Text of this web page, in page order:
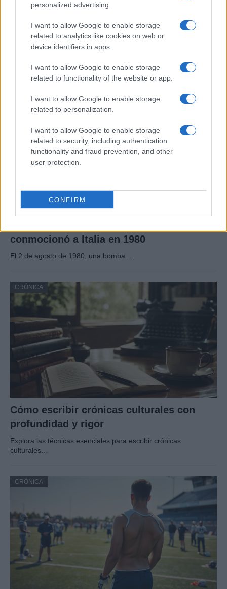
personalized advertising.
I want to allow Google to enable storage
related to analytics like cookies on web or
device identifiers in apps.
I want to allow Google to enable storage
related to functionality of the website or app.
I want to allow Google to enable storage
related to personalization.
I want to allow Google to enable storage
related to security, including authentication
functionality and fraud prevention, and other
user protection.
CONFIRM
Tragedia en Santa Susanna: un bombero
fallece durante un incendio en un hotel
Un bombero de la Generalitat pierde la vida…
CRÓNICA
conmocionó a Italia en 1980
El 2 de agosto de 1980, una bomba…
CRÓNICA
Cómo escribir crónicas culturales con
profundidad y rigor
Explora las técnicas esenciales para escribir crónicas
culturales…
CRÓNICA